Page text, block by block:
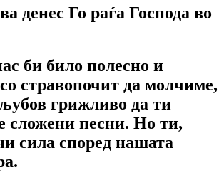
денес Го раѓа Господа во
би било полесно и
стравопочит да молчиме,
грижливо да ти
сложени песни. Но ти,
сила според нашата